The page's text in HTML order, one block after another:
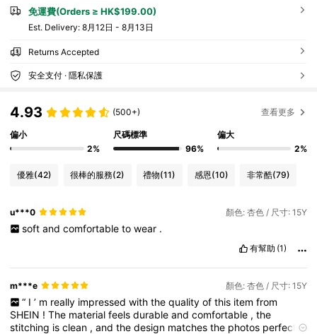
免運費(Orders ≥ HK$199.00)
​Est. Delivery: 8月12日 - 8月13日
Returns Accepted
安全支付 · 隱私保護
4.93 (500+) 查看更多
偏小
2%
尺碼標準
96%
偏大
2%
優雅(42) 很棒的服務(2) 禮物(11) 感恩(10) 非常酷(79)
u***0 顏色: 杏色 / 尺寸: 15Y
soft and comfortable to wear .
有幫助 (1)
m***e 顏色: 杏色 / 尺寸: 15Y
“ I ’ m really impressed with the quality of this item from
SHEIN !The materialfeelsdurableandcomfortable ,the
stitching isclean ,andthedesign matchesthe photos perfectly